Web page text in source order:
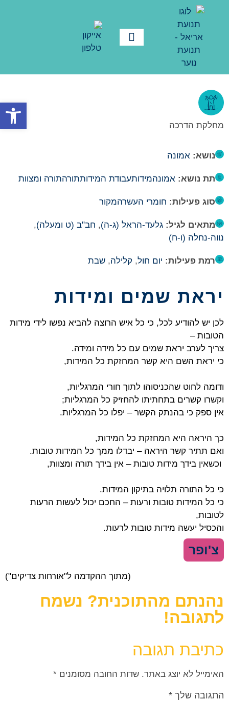
פתח
מחלקת הדרכה
נושא: אמונה
תת נושא: אמונהמידותעבודת המידותתורהתורה ומצוות
סוג פעילות: חומרי העשרהמקור
מתאים לגיל: גלעד-הראל (ג-ה), חב"ב (ט ומעלה),
נווה-נחלה (ו-ח)
רמת פעילות: יום חול, קלילה, שבת
יראת שמים ומידות
לכן יש להודיע לכל, כי כל איש הרוצה להביא נפשו לידי מידות
הטובות –
צריך לערב יראת שמים עם כל מידה ומידה.
כי יראת השם היא קשר המחזקת כל המידות,
ודומה לחוט שהכניסוהו לתוך חורי המרגליות,
וקשרו קשרים בתחתיתו להחזיק כל המרגליות;
אין ספק כי בהנתק הקשר – יפלו כל המרגליות.
כך היראה היא המחזקת כל המידות,
ואם תתיר קשר היראה – יבדלו ממך כל המידות טובות.
וכשאין בידך מידות טובות – אין בידך תורה ומצוות,
כי כל התורה תלויה בתיקון המידות.
כי כל המידות טובות ורעות – החכם יכול לעשות הרעות
לטובות,
והכסיל יעשה מידות טובות לרעות.
צ'ופר
(מתוך ההקדמה ל"אורחות צדיקים")
נהנתם מהתוכנית? נשמח
לתגובה!
כתיבת תגובה
האימייל לא יוצג באתר. שדות החובה מסומנים *
התגובה שלך *